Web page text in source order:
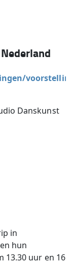
Nederland
Danskunst
in
hun
13.30 uur en 16